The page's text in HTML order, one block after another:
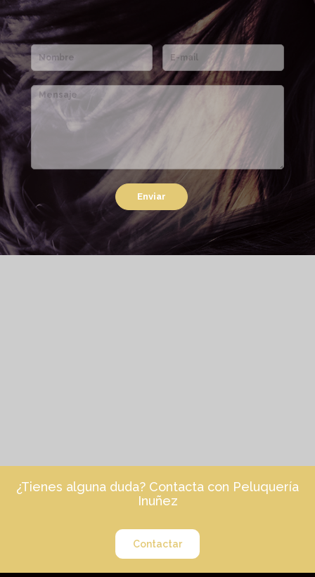
Enviar
¿Tienes alguna duda? Contacta con Peluquería
Inuñez
Contactar